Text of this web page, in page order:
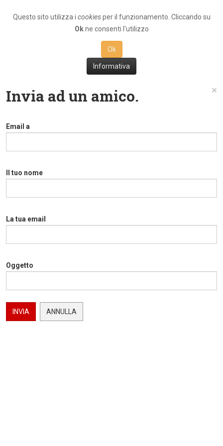
Questo sito utilizza i cookiesper il funzionamento. Cliccando su
Okne consenti l'utilizzo
Ok
Informativa
Invia ad un amico. ×
Email a
Il tuo nome
La tua email
Oggetto
INVIA ANNULLA